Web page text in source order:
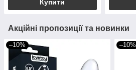
Купити
Акційні пропозиції та новинки
–10% –10%